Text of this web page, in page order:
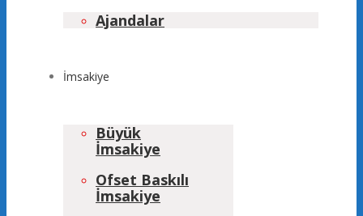
Ajandalar
İmsakiye
Büyük
İmsakiye
Ofset Baskılı
İmsakiye